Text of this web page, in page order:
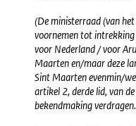
(De ministerraad (van
voornemen tot intrekking
voor Nederland / voor
Maarten en/maar deze
Sint Maarten evenmin/
artikel 2, derde lid, van
bekendmaking